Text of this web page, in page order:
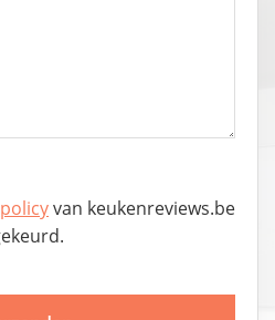
van keukenreviews.be